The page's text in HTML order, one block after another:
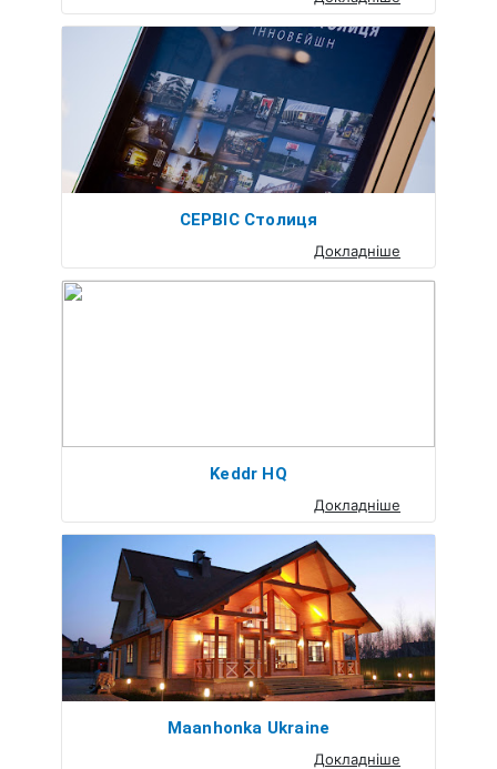
СЕРВІС Столиця
Докладніше
Keddr HQ
Докладніше
Maanhonka Ukraine
Докладніше